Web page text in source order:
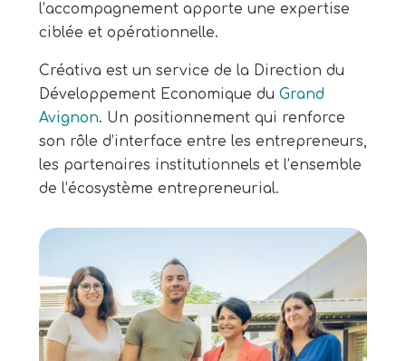
l’accompagnement apporte une expertise
ciblée et opérationnelle.
Créativa est un service de la Direction du
Développement Economique du Grand
Avignon. Un positionnement qui renforce
son rôle d’interface entre les entrepreneurs,
les partenaires institutionnels et l’ensemble
de l’écosystème entrepreneurial.